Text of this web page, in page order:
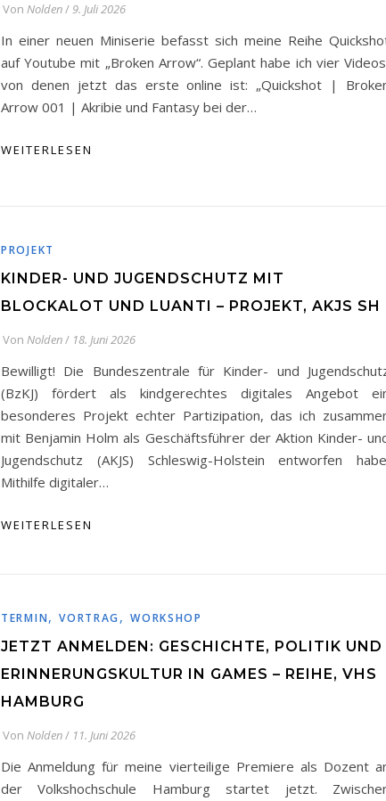
Von Nolden/9. Juli 2026
In einer neuen Miniserie befasst sich meine Reihe
auf Youtube mit „Broken Arrow“. Geplant habe ich vier
von denen jetzt das erste online ist: „Quickshot |
Arrow 001 | Akribie und Fantasy bei der…
WEITERLESEN
PROJEKT
KINDER- UND JUGENDSCHUTZ MIT
BLOCKALOT UND LUANTI – PROJEKT, AKJS SH
Von Nolden/ 18. Juni 2026
Bewilligt! Die Bundeszentrale für Kinder- und
(BzKJ) fördert als kindgerechtes digitales Angebot
besonderes Projekt echter Partizipation, das ich
mit Benjamin Holm als Geschäftsführer der Aktion Kinder-
Jugendschutz (AKJS) Schleswig-Holstein entworfen
Mithilfe digitaler…
WEITERLESEN
TERMIN,VORTRAG ,WORKSHOP
JETZT ANMELDEN: GESCHICHTE, POLITIK UND
ERINNERUNGSKULTUR IN GAMES – REIHE, VHS
HAMBURG
Von Nolden/ 11. Juni 2026
Die Anmeldung für meine vierteilige Premiere als Dozent
der Volkshochschule Hamburg startet jetzt.